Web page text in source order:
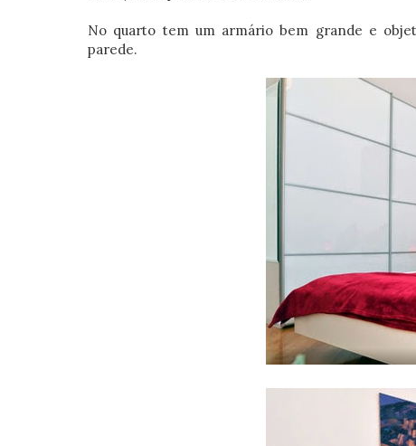
No quarto tem um armário bem grande e
parede.